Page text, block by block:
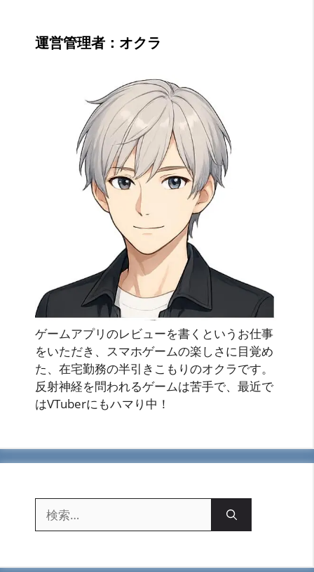
運営管理者：オクラ
ゲームアプリのレビューを書くというお仕事
をいただき、スマホゲームの楽しさに目覚め
た、在宅勤務の半引きこもりのオクラです。
反射神経を問われるゲームは苦手で、最近で
はVTuberにもハマり中！
索: